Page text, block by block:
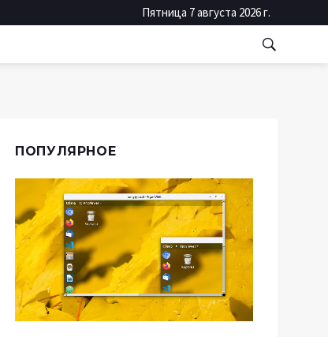
Пятница 7 августа 2026 г.
ПОПУЛЯРНОЕ